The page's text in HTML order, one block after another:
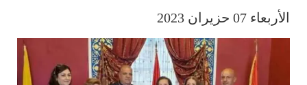
الأربعاء 07 حزيران 2023